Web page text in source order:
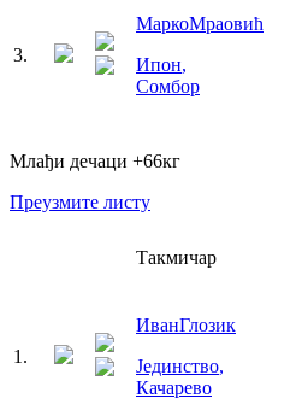
3.
МаркоМраовић
Ипон,
Сомбор
Млађи дечаци +66кг
Преузмите листу
Такмичар
1 .
ИванГлозик
Јединство,
Качарево